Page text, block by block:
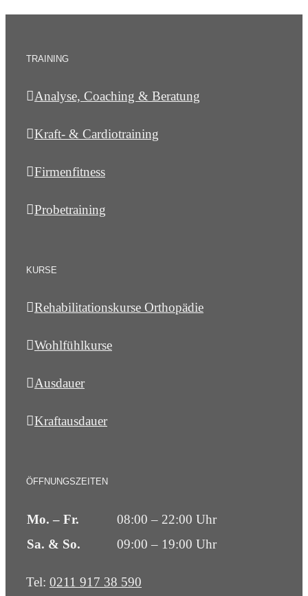
TRAINING
Analyse, Coaching & Beratung
Kraft- & Cardiotraining
Firmenfitness
Probetraining
KURSE
Rehabilitationskurse Orthopädie
Wohlfühlkurse
Ausdauer
Kraftausdauer
ÖFFNUNGSZEITEN
Mo. – Fr.
08:00 – 22:00 Uhr
Sa. & So.
09:00 – 19:00 Uhr
Tel: 0211 917 38 590